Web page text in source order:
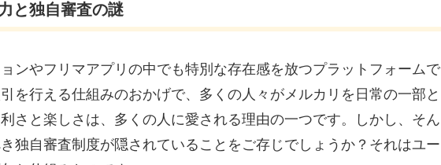
と独自審査の謎
ンやフリマアプリの中でも特別な存在感を放つプラットフォームで
を行える仕組みのおかげで、多くの人々がメルカリを日常の一部と
さと楽しさは、多くの人に愛される理由の一つです。しかし、そん
独自審査制度が隠されていることをご存じでしょうか？それはユー